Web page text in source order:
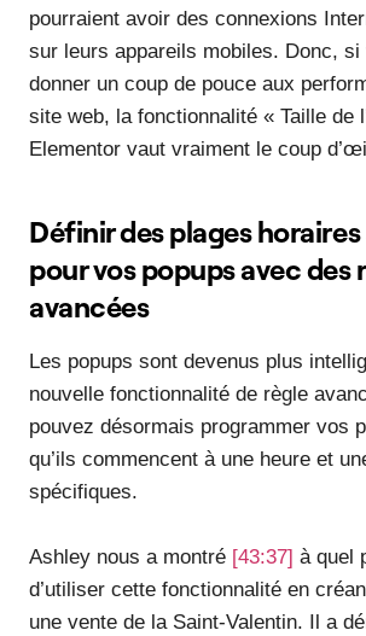
pourraient avoir des connexions
sur leurs appareils mobiles. Donc, si
donner un coup de pouce aux
site web, la fonctionnalité « Taille de
Elementor vaut vraiment le coup
Définir des plages
pour vos popups avec des
avancées
Les popups sont devenus plus
nouvelle fonctionnalité de règle
pouvez désormais programmer vos
qu’ils commencent à une heure et
spécifiques.
Ashley nous a montré [43:37] à quel
d’utiliser cette fonctionnalité en
une vente de la Saint-Valentin. Il a